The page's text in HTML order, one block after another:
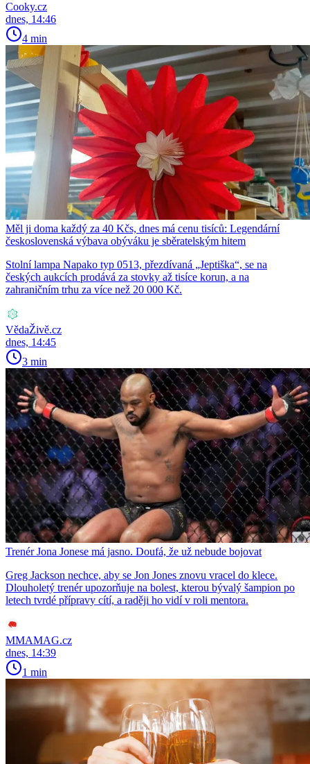
Cooky.cz
dnes, 14:46
4 min
Měl ji doma každý za 40 Kčs, dnes má cenu tisíců: Legendární
československá výbava obýváku je sběratelským hitem
Stolní lampa Napako typ 0513, přezdívaná „Jeptiška“, se na
českých aukcích prodává za stovky až tisíce korun, a na
zahraničním trhu za více než 20 000 Kč.
VědaŽivě.cz
dnes, 14:45
3 min
Trenér Jona Jonese má jasno. Doufá, že už nebude bojovat
Greg Jackson nechce, aby se Jon Jones znovu vracel do klece.
Dlouholetý trenér upozorňuje na bolest, kterou bývalý šampion po
letech tvrdé přípravy cítí, a raději ho vidí v roli mentora.
MMAMAG.cz
dnes, 14:39
1 min